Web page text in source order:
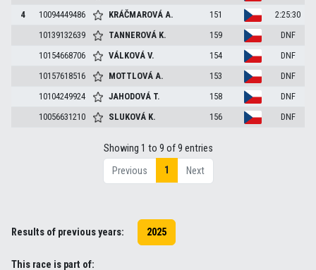
4
10094449486 KRÁČMAROVÁA. 151
2:25:30
10139132639
TANNEROVÁ K. 159
DNF
10154668706
VÁLKOVÁV. 154
DNF
10157618516
MOTTLOVÁA. 153
DNF
10104249924
JAHODOVÁ T. 158
DNF
10056631210
SLUKOVÁ K. 156 DNF
Showing 1 to 9 of 9 entries
Previous
1 Next
Results of previous years: 2025
This race is part of: